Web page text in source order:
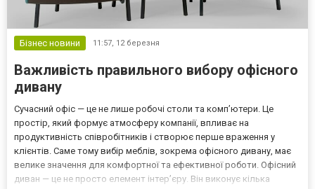
Бізнес новини 11:57, 12 березня
Важливість правильного вибору офісного
дивану
Сучасний офіс — це не лише робочі столи та комп’ютери. Це
простір, який формує атмосферу компанії, впливає на
продуктивність співробітників і створює перше враження у
клієнтів. Саме тому вибір меблів, зокрема офісного дивану, має
велике значення для комфортної та ефективної роботи. Офісний
диван — це не просто елемент інтер’єру. Він виконує кілька